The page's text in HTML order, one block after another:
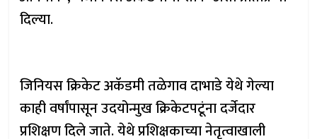
दिल्या.
जिनियस क्रिकेट अकॅडमी तळेगाव दाभाडे येथे गेल्या
काही वर्षांपासून उदयोन्मुख क्रिकेटपटूंना दर्जेदार
प्रशिक्षण दिले जाते. येथे प्रशिक्षकाच्या नेतृत्वाखाली